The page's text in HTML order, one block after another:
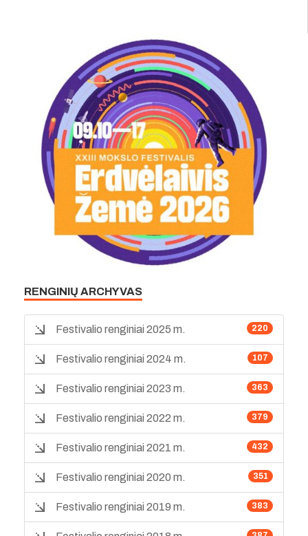
RENGINIŲ ARCHYVAS
220
Festivalio renginiai 2025 m.
107
Festivalio renginiai 2024 m.
363
Festivalio renginiai 2023 m.
379
Festivalio renginiai 2022 m.
432
Festivalio renginiai 2021 m.
351
Festivalio renginiai 2020 m.
383
Festivalio renginiai 2019 m.